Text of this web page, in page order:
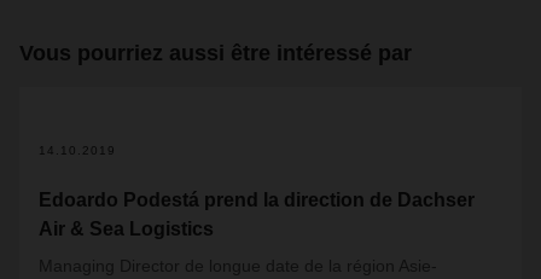
Vous pourriez aussi être intéressé par
14.10.2019
Edoardo Podestá prend la direction de Dachser
Air & Sea Logistics
Managing Director de longue date de la région Asie-